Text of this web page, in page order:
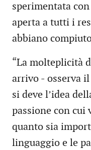
sperimentata
aperta a tutti i
abbiano
“La molteplicità
arrivo - osserva
si deve l’idea
passione con cui
quanto sia
linguaggio e le